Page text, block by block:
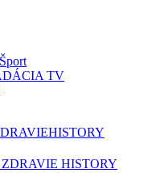
TV
HISTORY
ZDRAVIE HISTORY